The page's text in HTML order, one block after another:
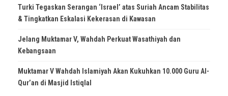
Turki Tegaskan Serangan ‘Israel’ atas Suriah Ancam Stabilitas
& Tingkatkan Eskalasi Kekerasan di Kawasan
Jelang Muktamar V, Wahdah Perkuat Wasathiyah dan
Kebangsaan
Muktamar V Wahdah Islamiyah Akan Kukuhkan 10.000 Guru Al-
Qur’an di Masjid Istiqlal